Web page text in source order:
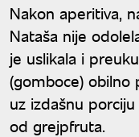
Nakon aperitiva,
Nataša nije
je uslikala i
(gomboce) obilno
uz izdašnu
od grejpfruta.